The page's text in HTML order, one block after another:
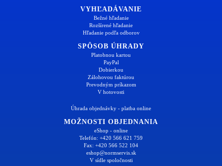
VYHĽADÁVANIE
Bežné hľadanie
Rozšírené hľadanie
Hľadanie podľa odborov
SPÔSOB ÚHRADY
Platobnou kartou
PayPal
Dobierkou
Zálohovou faktúrou
Prevodným príkazom
V hotovosti
Úhrada objednávky - platba online
MOŽNOSTI OBJEDNANIA
eShop - online
Telefón: +420 566 621 759
Fax: +420 566 522 104
eshop@normservis.sk
V sídle spoločnosti